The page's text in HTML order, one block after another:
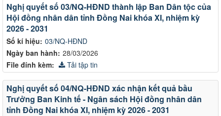
Số kí hiệu: 03/NQ-HĐND
Ngày ban hành: 28/03/2026
Nghị quyết số 03/NQ-HĐND thành lập Ban Dân tộc của
Hội đồng nhân dân tỉnh Đồng Nai khóa XI, nhiệm kỳ
2026 - 2031
File đính kèm: Tải tập tin
Nghị quyết số 04/NQ-HĐND xác nhận kết quả bầu
Trưởng Ban Kinh tế - Ngân sách Hội đồng nhân dân
tỉnh Đồng Nai khóa XI, nhiệm kỳ 2026 - 2031